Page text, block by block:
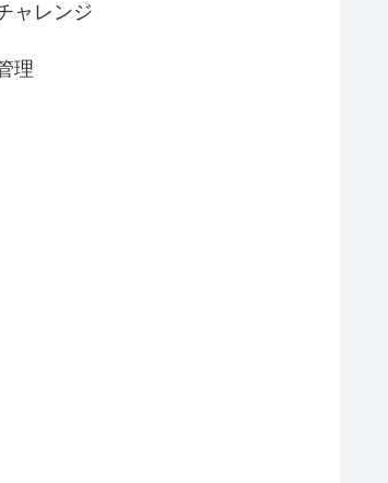
ャレンジ
理